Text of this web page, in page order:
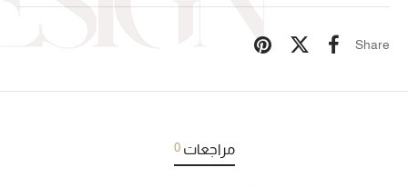
Share
مراجعات0